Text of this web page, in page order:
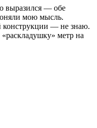
выразился — обе
мою мысль.
конструкции — не знаю.
метр на